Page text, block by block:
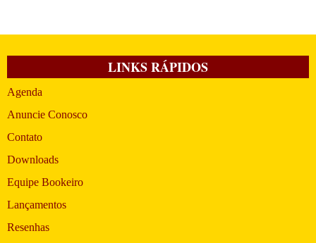
LINKS RÁPIDOS
Agenda
Anuncie Conosco
Contato
Downloads
Equipe Bookeiro
Lançamentos
Resenhas